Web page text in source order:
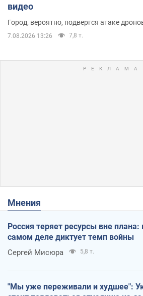
видео
Город, вероятно, подвергся атаке
7.08.2026 13:26 7,8 т.
Мнения
Россия теряет ресурсы вне плана:
самом деле диктует темп войны
Сергей Мисюра 5,8 т.
"Мы уже переживали и худшее":